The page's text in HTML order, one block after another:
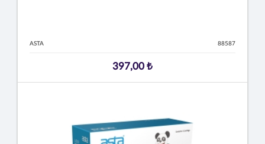
ASTA 88587
397,00 ₺